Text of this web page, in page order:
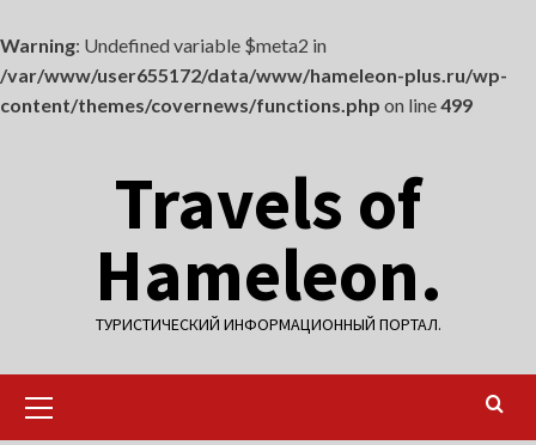
Warning: Undefined variable $meta2 in
/var/www/user655172/data/www/hameleon-plus.ru/wp-
content/themes/covernews/functions.php on line499
Travels of
Hameleon.
ТУРИСТИЧЕСКИЙ ИНФОРМАЦИОННЫЙ ПОРТАЛ.
меню